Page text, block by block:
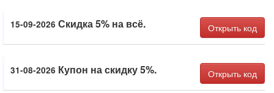
15-09-2026 Скидка 5% на всё. Открыть код
31-08-2026 Купон на скидку 5%. Открыть код